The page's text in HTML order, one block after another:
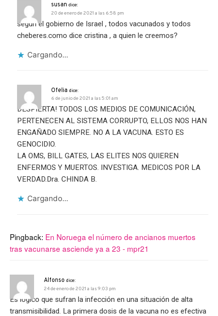
susan dice:
20 de enero de 2021 a las 6:58 pm
segun el gobierno de Israel , todos vacunados y todos
cheberes.como dice cristina , a quien le creemos?
Cargando...
Ofelia dice:
6 de junio de 2021 a las 5:01 am
DESPIERTA! TODOS LOS MEDIOS DE COMUNICACIÓN,
PERTENECEN AL SISTEMA CORRUPTO, ELLOS NOS HAN
ENGAÑADO SIEMPRE. NO A LA VACUNA. ESTO ES
GENOCIDIO.
LA OMS, BILL GATES, LAS ELITES NOS QUIEREN
ENFERMOS Y MUERTOS. INVESTIGA. MEDICOS POR LA
VERDAD.Dra. CHINDA B.
Cargando...
Pingback: En Noruega el número de ancianos muertos
tras vacunarse asciende ya a 23 - mpr21
Alfonso dice:
24 de enero de 2021 a las 9:03 pm
Es lógico que sufran la infección en una situación de alta
transmisibilidad. La primera dosis de la vacuna no es efectiva